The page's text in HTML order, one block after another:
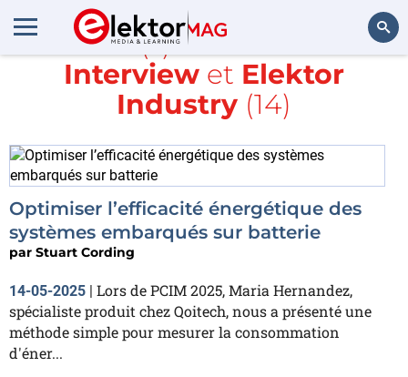
Rechercher
Article(s) avec la balise
Interview et Elektor
Industry (14)
Optimiser l’efficacité énergétique des
systèmes embarqués sur batterie
par Stuart Cording
14-05-2025 | Lors de PCIM 2025, Maria Hernandez,
spécialiste produit chez Qoitech, nous a présenté une
méthode simple pour mesurer la consommation
d'éner...